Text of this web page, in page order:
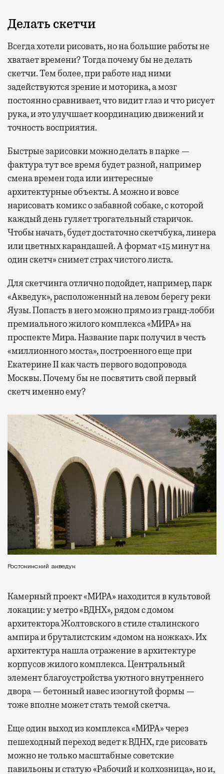
Делать скетчи
Всегда хотели рисовать, но на большие работы не
хватает времени? Тогда почему бы не делать
скетчи. Тем более, при работе над ними
задействуются зрение и моторика, а мозг
постоянно сравнивает, что видит глаз и что рисует
рука, и это улучшает координацию движений и
точность восприятия.
Быстрые зарисовки можно делать в парке —
фактура тут все время будет разной, например
смена времен года или интересные
архитектурные объекты. А можно и вовсе
нарисовать комикс о забавной собаке, с которой
каждый день гуляет трогательный старичок.
Чтобы начать, будет достаточно скетчбука, линера
или цветных карандашей. А формат «15 минут на
один скетч» снимет страх чистого листа.
Для скетчинга отлично подойдет, например, парк
«Акведук», расположенный на левом берегу реки
Яузы. Попасть в него можно прямо из гранд-лобби
премиального жилого комплекса «МИРА» на
проспекте Мира. Название парк получил в честь
«миллионного моста», построенного еще при
Екатерине II как часть первого водопровода
Москвы. Почему бы не посвятить свой первый
скетч именно ему?
Ростокинский акведук
Камерный проект «МИРА» находится в культовой
локации: у метро «ВДНХ», рядом с домом
архитектора Жолтовского в стиле сталинского
ампира и бруталистским «домом на ножках». Их
архитектура нашла отражение в архитектуре
корпусов жилого комплекса. Центральный
элемент благоустройства уютного внутреннего
двора — бетонный навес изогнутой формы —
тоже вполне может стать темой скетча.
Еще один выход из комплекса «МИРА» через
пешеходный переход ведет к ВДНХ, где рисовать
можно не только масштабные советские
павильоны и статую «Рабочий и колхозница», но и,